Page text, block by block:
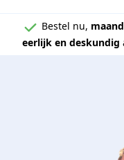
Bestel nu,
eerlijk en deskundig